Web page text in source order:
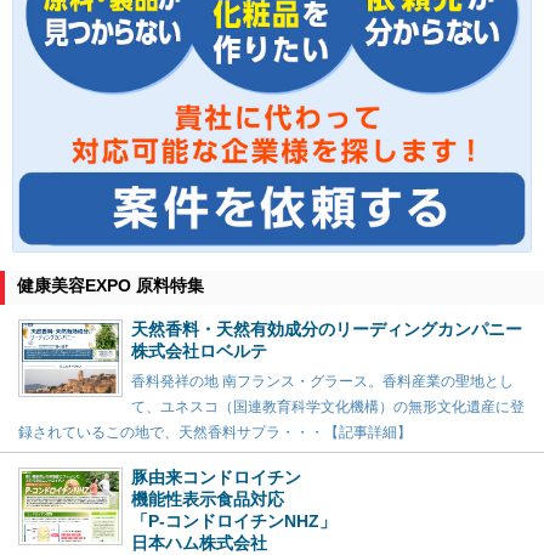
健康美容EXPO 原料特集
天然香料・天然有効成分のリーディングカンパニー
株式会社ロベルテ
香料発祥の地 南フランス・グラース。香料産業の聖地とし
て、ユネスコ（国連教育科学文化機構）の無形文化遺産に登
録されているこの地で、天然香料サプラ・・・【記事詳細】
豚由来コンドロイチン
機能性表示食品対応
「P-コンドロイチンNHZ」
日本ハム株式会社